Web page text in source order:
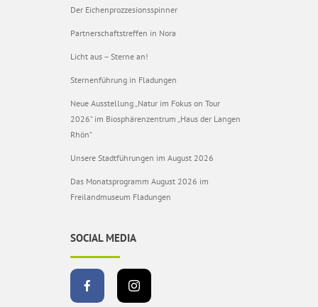
Der Eichenprozzesionsspinner
Partnerschaftstreffen in Nora
Licht aus – Sterne an!
Sternenführung in Fladungen
Neue Ausstellung „Natur im Fokus on Tour
2026“ im Biosphärenzentrum „Haus der Langen
Rhön“
Unsere Stadtführungen im August 2026
Das Monatsprogramm August 2026 im
Freilandmuseum Fladungen
SOCIAL MEDIA